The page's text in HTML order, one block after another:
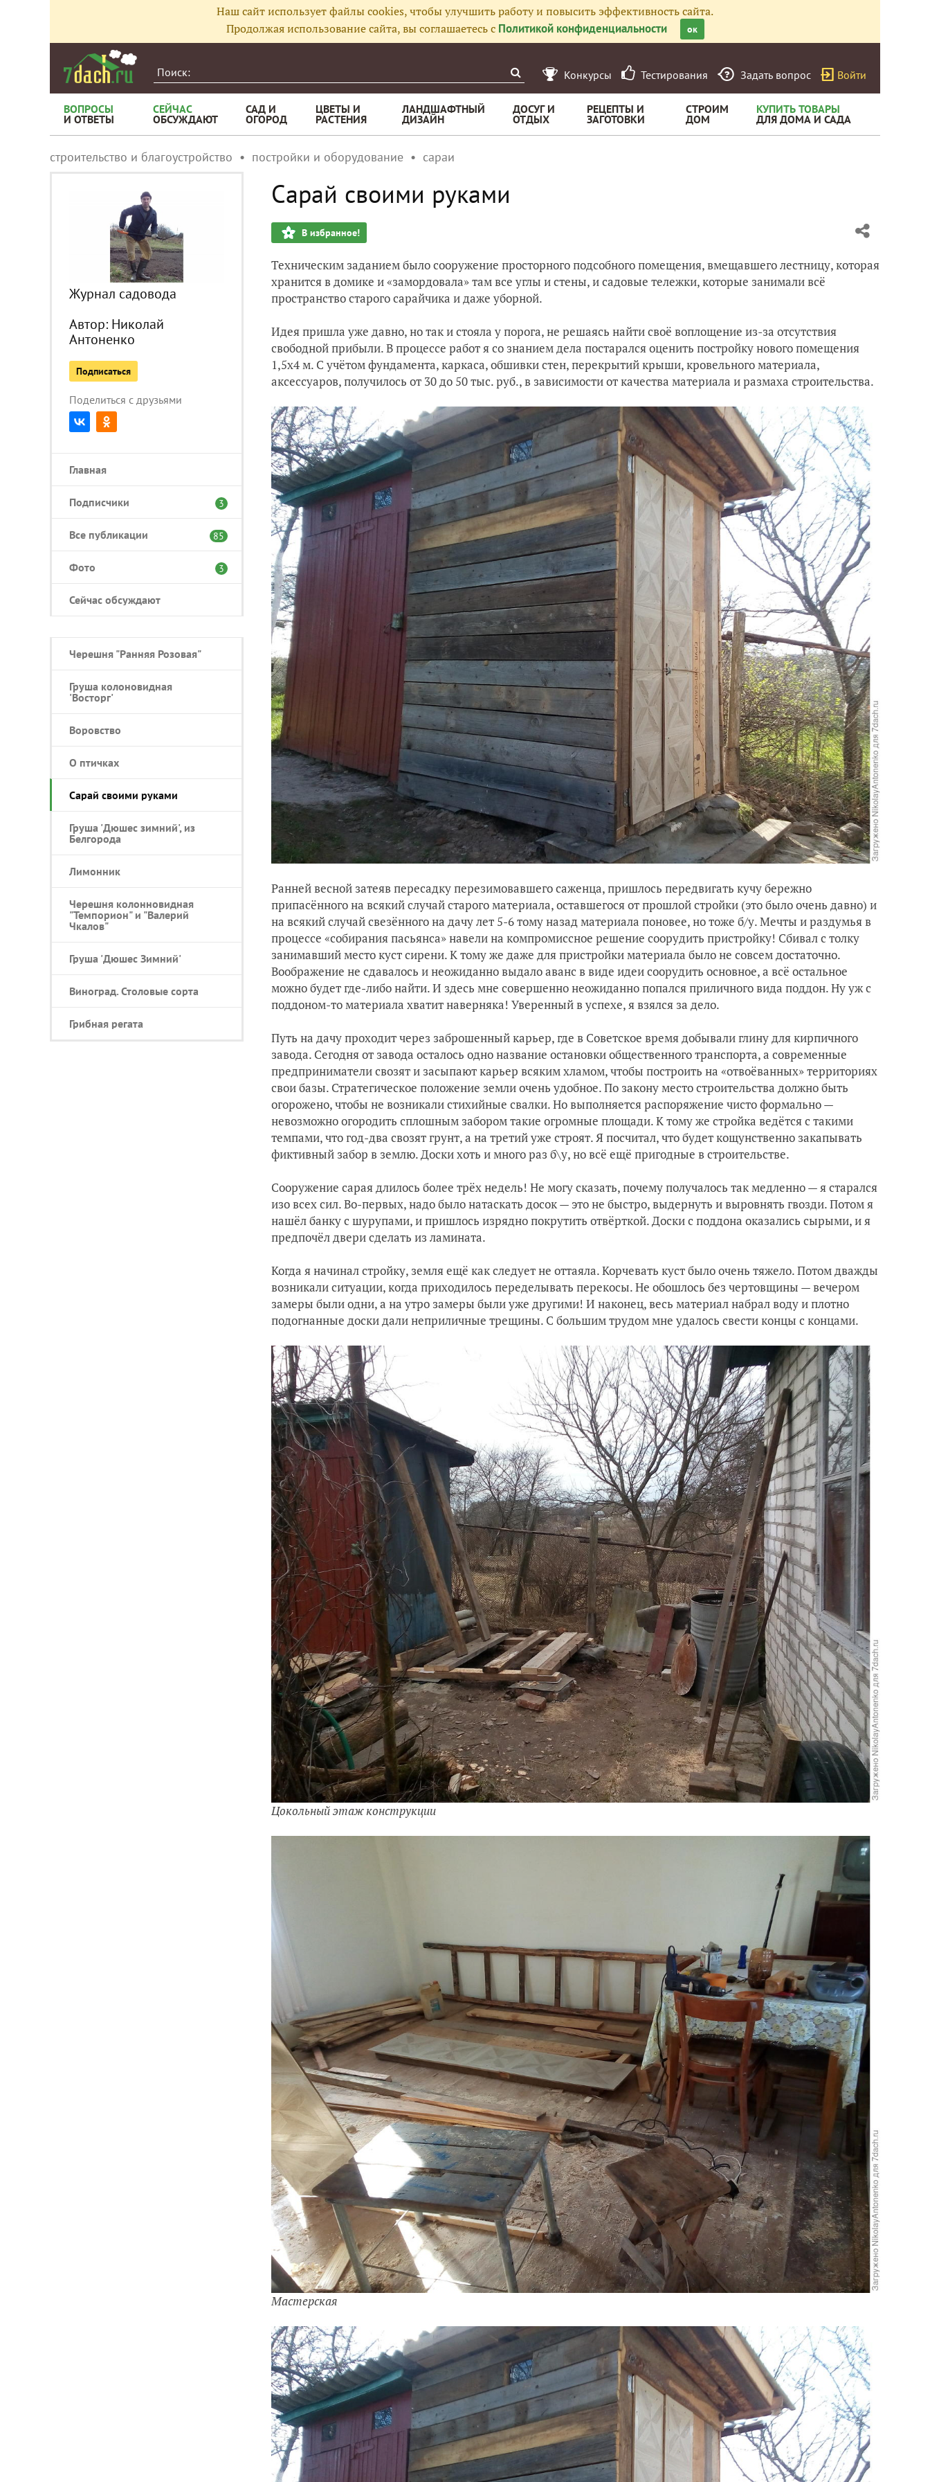
Наш сайт использует файлы cookies, чтобы улучшить работу и повысить эффективность сайта.
Продолжая использование сайта, вы соглашаетесь с Политикой конфиденциальности ок
Конкурсы Тестирования Задать вопрос Войти
ВОПРОСЫ
И ОТВЕТЫ
СЕЙЧАС
ОБСУЖДАЮТ
САД И
ОГОРОД
ЦВЕТЫ И
РАСТЕНИЯ
ЛАНДШАФТНЫЙ
ДИЗАЙН
ДОСУГ И
ОТДЫХ
РЕЦЕПТЫ И
ЗАГОТОВКИ
СТРОИМ
ДОМ
КУПИТЬ ТОВАРЫ
ДЛЯ ДОМА И САДА
строительство и благоустройство постройки и оборудование сараи
Журнал садовода
Автор: Николай
Антоненко
Подписаться
Поделиться с друзьями
Главная
Подписчики 3
Все публикации 85
Фото 3
Сейчас обсуждают
Черешня "Ранняя Розовая"
Груша колоновидная
'Восторг'
Воровство
О птичках
Сарай своими руками
Груша 'Дюшес зимний', из
Белгорода
Лимонник
Черешня колонновидная
"Темпорион" и "Валерий
Чкалов"
Груша 'Дюшес Зимний'
Виноград. Столовые сорта
Грибная регата
Сарай своими руками
В избранное!
Техническим заданием было сооружение просторного подсобного помещения, вмещавшего лестницу, которая
хранится в домике и «замордовала» там все углы и стены, и садовые тележки, которые занимали всё
пространство старого сарайчика и даже уборной.
Идея пришла уже давно, но так и стояла у порога, не решаясь найти своё воплощение из-за отсутствия
свободной прибыли. В процессе работ я со знанием дела постарался оценить постройку нового помещения
1,5х4 м. С учётом фундамента, каркаса, обшивки стен, перекрытий крыши, кровельного материала,
аксессуаров, получилось от 30 до 50 тыс. руб., в зависимости от качества материала и размаха строительства.
Ранней весной затеяв пересадку перезимовавшего саженца, пришлось передвигать кучу бережно
припасённого на всякий случай старого материала, оставшегося от прошлой стройки (это было очень давно) и
на всякий случай свезённого на дачу лет 5-6 тому назад материала поновее, но тоже б/у. Мечты и раздумья в
процессе «собирания пасьянса» навели на компромиссное решение соорудить пристройку! Сбивал с толку
занимавший место куст сирени. К тому же даже для пристройки материала было не совсем достаточно.
Воображение не сдавалось и неожиданно выдало аванс в виде идеи соорудить основное, а всё остальное
можно будет где-либо найти. И здесь мне совершенно неожиданно попался приличного вида поддон. Ну уж с
поддоном-то материала хватит наверняка! Уверенный в успехе, я взялся за дело.
Путь на дачу проходит через заброшенный карьер, где в Советское время добывали глину для кирпичного
завода. Сегодня от завода осталось одно название остановки общественного транспорта, а современные
предприниматели свозят и засыпают карьер всяким хламом, чтобы построить на «отвоёванных» территориях
свои базы. Стратегическое положение земли очень удобное. По закону место строительства должно быть
огорожено, чтобы не возникали стихийные свалки. Но выполняется распоряжение чисто формально —
невозможно огородить сплошным забором такие огромные площади. К тому же стройка ведётся с такими
темпами, что год-два свозят грунт, а на третий уже строят. Я посчитал, что будет кощунственно закапывать
фиктивный забор в землю. Доски хоть и много раз б\у, но всё ещё пригодные в строительстве.
Сооружение сарая длилось более трёх недель! Не могу сказать, почему получалось так медленно — я старался
изо всех сил. Во-первых, надо было натаскать досок — это не быстро, выдернуть и выровнять гвозди. Потом я
нашёл банку с шурупами, и пришлось изрядно покрутить отвёрткой. Доски с поддона оказались сырыми, и я
предпочёл двери сделать из ламината.
Когда я начинал стройку, земля ещё как следует не оттаяла. Корчевать куст было очень тяжело. Потом дважды
возникали ситуации, когда приходилось переделывать перекосы. Не обошлось без чертовщины — вечером
замеры были одни, а на утро замеры были уже другими! И наконец, весь материал набрал воду и плотно
подогнанные доски дали неприличные трещины. С большим трудом мне удалось свести концы с концами.
Цокольный этаж конструкции
Мастерская